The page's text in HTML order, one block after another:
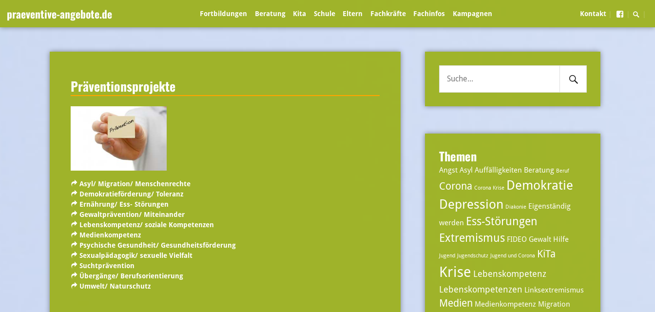
praeventive-angebote.de Fortbildungen Beratung Kita Schule Eltern Fachkräfte Fachinfos Kampagnen Kontakt | | |
Präventionsprojekte
Asyl/ Migration/ Menschenrechte
Demokratieförderung/ Toleranz
Ernährung/ Ess- Störungen
Gewaltprävention/ Miteinander
Lebenskompetenz/ soziale Kompetenzen
Medienkompetenz
Psychische Gesundheit/ Gesundheitsförderung
Sexualpädagogik/ sexuelle Vielfalt
Suchtprävention
Übergänge/ Berufsorientierung
Umwelt/ Naturschutz
Suche
Search
Submit
Themen
Angst Asyl Auffälligkeiten Beratung Beruf
Corona Corona Krise Demokratie
Depression Diakonie Eigenständig
werden Ess-Störungen
Extremismus FIDEO Gewalt Hilfe
Jugend Jugendschutz Jugend und Corona KiTa
Krise Lebenskompetenz
Lebenskompetenzen Linksextremismus
Medien Medienkompetenz Migration